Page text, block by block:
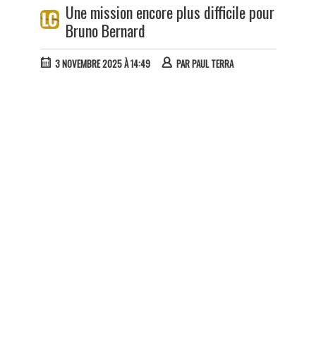
Une mission encore plus difficile pour
Bruno Bernard
3 NOVEMBRE 2025 À 14:49 PARPAUL TERRA